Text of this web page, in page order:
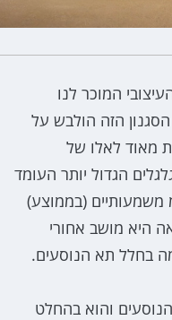
העיצובי המוכר לנו
07, רק שכאן הסגנון הזה הולבש על
מאוד לאלו של
הגדול יותר העומד
- ארוך יותר ב-8 ס"מ משמעותיים (בממוצע)
היא מושב אחורי
בחלל תא הנוסעים.
והוא בהחלט